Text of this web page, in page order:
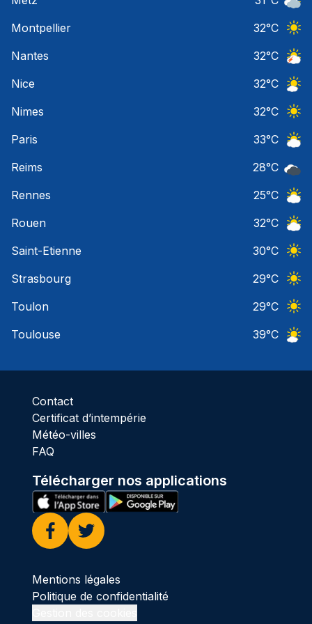
Montpellier
32°C
Nantes
32°C
Nice
32°C
Nimes
32°C
Paris
33°C
Reims
28°C
Rennes
25°C
Rouen
32°C
Saint-Etienne
30°C
Strasbourg
29°C
Toulon
29°C
Toulouse
39°C
Contact
Certificat d’intempérie
Météo-villes
FAQ
Télécharger nos applications
Facebook
Twitter
Mentions légales
Politique de confidentialité